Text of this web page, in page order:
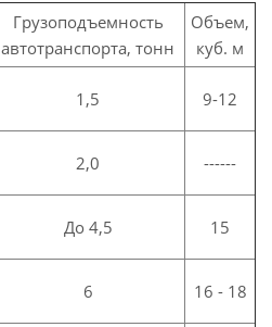
Грузоподъемность
автотранспорта, тонн
Объем,
куб. м
1,5 9-12
2,0 ------
До 4,5 15
6 16 - 18